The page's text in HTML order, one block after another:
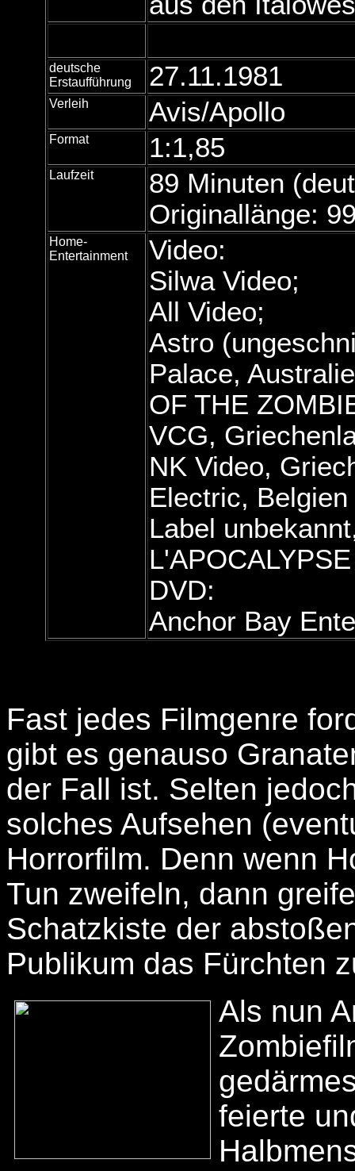
deutsche
Erstaufführung
27.11.1981
Verleih Avis/Apollo
Format 1:1,85
Laufzeit
89 Minuten
Originallänge:
Home-
Entertainment
Video:
Silwa Video;
All Video;
Astro
Palace,
OF THE
VCG,
NK Video,
Electric,
Label
DVD:
Anchor Bay
Fast jedes Filmgenre
gibt es genauso
der Fall ist. Selten
solches Aufsehen
Horrorfilm. Denn wenn
Tun zweifeln, dann
Schatzkiste der
Publikum das Fürchten
Als nun
feierte